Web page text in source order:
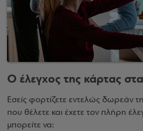
Ο έλεγχος της κάρτας
Εσείς φορτίζετε εντελώς δωρεάν
που θέλετε και έχετε τον πλήρη
μπορείτε να: